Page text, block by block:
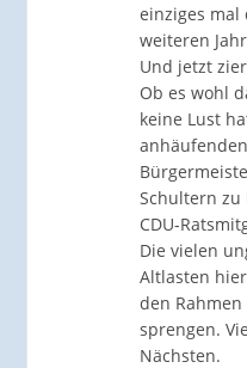
einziges mal
weiteren
Und jetzt
Ob es wohl
keine Lust
Schultern zu
CDU-
Die vielen
Altlasten
den
sprengen.
Nächsten.